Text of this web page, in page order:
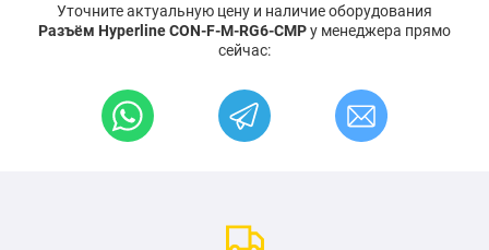
Уточните актуальную цену и наличие оборудования
Разъём Hyperline CON-F-M-RG6-CMPу менеджера прямо
сейчас: